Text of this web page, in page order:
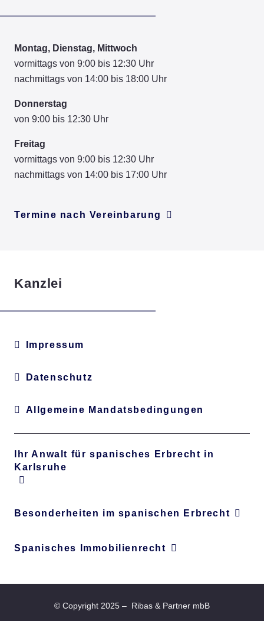
Montag, Dienstag, Mittwoch
vormittags von 9:00 bis 12:30 Uhr
nachmittags von 14:00 bis 18:00 Uhr
Donnerstag
von 9:00 bis 12:30 Uhr
Freitag
vormittags von 9:00 bis 12:30 Uhr
nachmittags von 14:00 bis 17:00 Uhr
Termine nach Vereinbarung
Kanzlei
Impressum
Datenschutz
Allgemeine Mandatsbedingungen
Ihr Anwalt für spanisches Erbrecht in
Karlsruhe
Besonderheiten im spanischen Erbrecht
Spanisches Immobilienrecht
© Copyright 2025 – Ribas & Partner mbB